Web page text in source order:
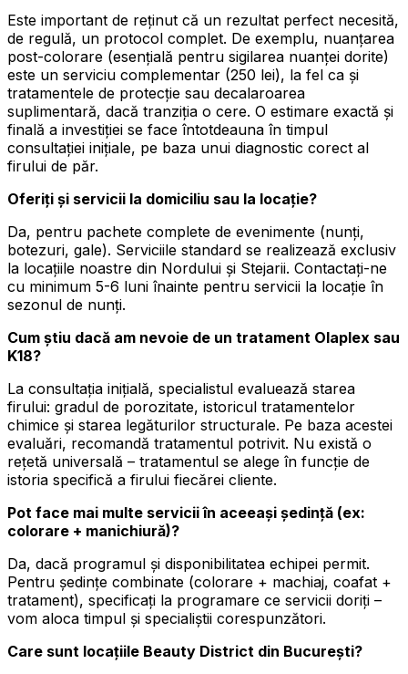
Este important de reținut că un rezultat perfect necesită,
de regulă, un protocol complet. De exemplu, nuanțarea
post-colorare (esențială pentru sigilarea nuanței dorite)
este un serviciu complementar (250 lei), la fel ca și
tratamentele de protecție sau decalaroarea
suplimentară, dacă tranziția o cere. O estimare exactă și
finală a investiției se face întotdeauna în timpul
consultației inițiale, pe baza unui diagnostic corect al
firului de păr.
Oferiți și servicii la domiciliu sau la locație?
Da, pentru pachete complete de evenimente (nunți,
botezuri, gale). Serviciile standard se realizează exclusiv
la locațiile noastre din Nordului și Stejarii. Contactați-ne
cu minimum 5-6 luni înainte pentru servicii la locație în
sezonul de nunți.
Cum știu dacă am nevoie de un tratament Olaplex sau
K18?
La consultația inițială, specialistul evaluează starea
firului: gradul de porozitate, istoricul tratamentelor
chimice și starea legăturilor structurale. Pe baza acestei
evaluări, recomandă tratamentul potrivit. Nu există o
rețetă universală – tratamentul se alege în funcție de
istoria specifică a firului fiecărei cliente.
Pot face mai multe servicii în aceeași ședință (ex:
colorare + manichiură)?
Da, dacă programul și disponibilitatea echipei permit.
Pentru ședințe combinate (colorare + machiaj, coafat +
tratament), specificați la programare ce servicii doriți –
vom aloca timpul și specialiștii corespunzători.
Care sunt locațiile Beauty District din București?